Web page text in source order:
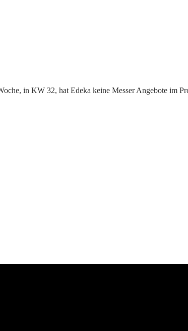
in KW 32, hat Edeka keine Messer Angebote im